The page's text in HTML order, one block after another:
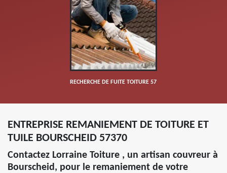
RECHERCHE DE FUITE TOITURE 57
ENTREPRISE REMANIEMENT DE TOITURE ET
TUILE BOURSCHEID 57370
Contactez Lorraine Toiture , un artisan couvreur à
Bourscheid, pour le remaniement de votre